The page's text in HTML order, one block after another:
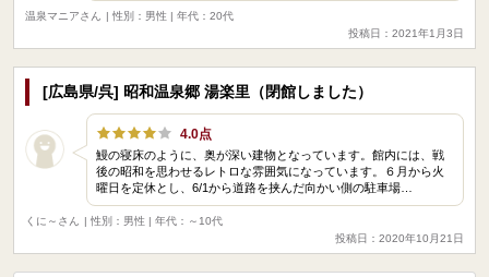
温泉マニアさん | 性別：男性 | 年代：20代
投稿日：2021年1月3日
[広島県/呉] 昭和温泉郷 湯楽里（閉館しました）
4.0点
鰻の寝床のように、奥が深い建物となっています。館内には、戦
後の昭和を思わせるレトロな雰囲気になっています。６月から火
曜日を定休とし、6/1から道路を挟んだ向かい側の駐車場…
くに～さん | 性別：男性 | 年代：～10代
投稿日：2020年10月21日